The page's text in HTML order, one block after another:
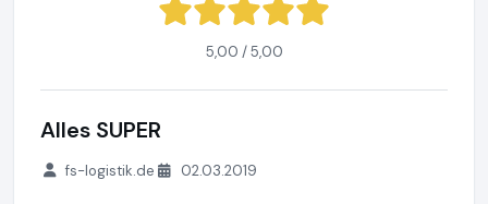
5,00 / 5,00
Alles SUPER
fs-logistik.de 02.03.2019